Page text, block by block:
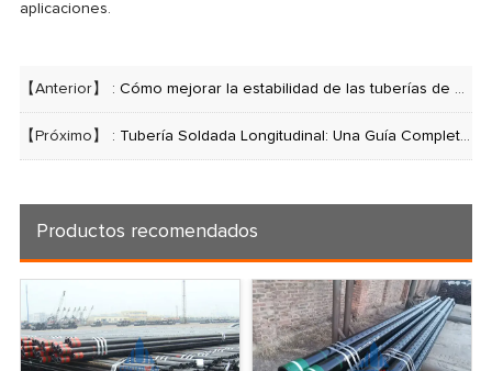
aplicaciones.
【Anterior】 : Cómo mejorar la estabilidad de las tuberías de acero soldadas en espiral de gran diámetro
【Próximo】 : Tubería Soldada Longitudinal: Una Guía Completa para Aplicaciones Industriales Modernas
Productos recomendados